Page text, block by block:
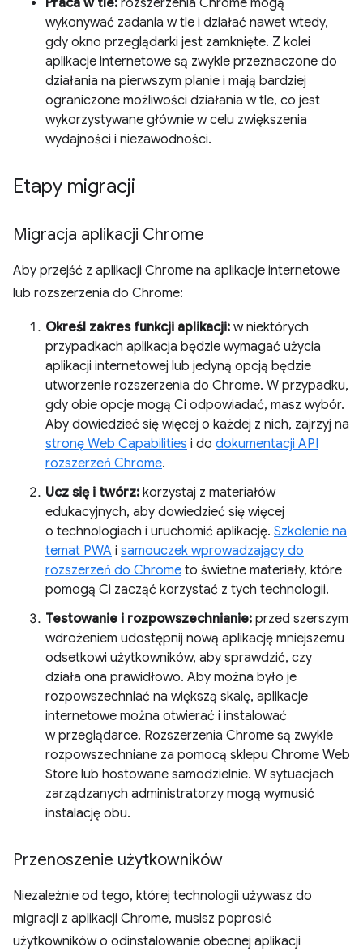
Praca w tle: rozszerzenia Chrome mogą
wykonywać zadania w tle i działać nawet wtedy,
gdy okno przeglądarki jest zamknięte. Z kolei
aplikacje internetowe są zwykle przeznaczone do
działania na pierwszym planie i mają bardziej
ograniczone możliwości działania w tle, co jest
wykorzystywane głównie w celu zwiększenia
wydajności i niezawodności.
Etapy migracji
Migracja aplikacji Chrome
Aby przejść z aplikacji Chrome na aplikacje internetowe
lub rozszerzenia do Chrome:
Określ zakres funkcji aplikacji: w niektórych
przypadkach aplikacja będzie wymagać użycia
aplikacji internetowej lub jedyną opcją będzie
utworzenie rozszerzenia do Chrome. W przypadku,
gdy obie opcje mogą Ci odpowiadać, masz wybór.
Aby dowiedzieć się więcej o każdej z nich, zajrzyj na
stronę Web Capabilities i do dokumentacji API
rozszerzeń Chrome.
Ucz się i twórz: korzystaj z materiałów
edukacyjnych, aby dowiedzieć się więcej
o technologiach i uruchomić aplikację. Szkolenie na
temat PWA i samouczek wprowadzający do
rozszerzeń do Chrome to świetne materiały, które
pomogą Ci zacząć korzystać z tych technologii.
Testowanie i rozpowszechnianie: przed szerszym
wdrożeniem udostępnij nową aplikację mniejszemu
odsetkowi użytkowników, aby sprawdzić, czy
działa ona prawidłowo. Aby można było je
rozpowszechniać na większą skalę, aplikacje
internetowe można otwierać i instalować
w przeglądarce. Rozszerzenia Chrome są zwykle
rozpowszechniane za pomocą sklepu Chrome Web
Store lub hostowane samodzielnie. W sytuacjach
zarządzanych administratorzy mogą wymusić
instalację obu.
Przenoszenie użytkowników
Niezależnie od tego, której technologii używasz do
migracji z aplikacji Chrome, musisz poprosić
użytkowników o odinstalowanie obecnej aplikacji